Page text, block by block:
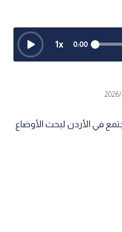
0:00
1x
في الأردن لبحث الأوضاع